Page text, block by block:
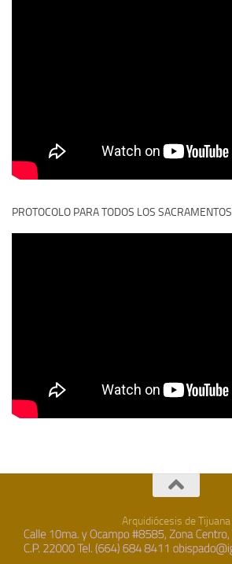
PROTOCOLO PARA TODOS LOS SACRAMENTOS
Arquidiócesis de Tijuana